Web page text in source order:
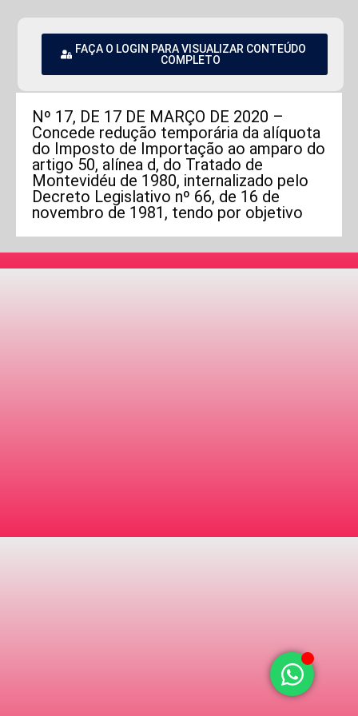
FAÇA O LOGIN PARA VISUALIZAR CONTEÚDO
COMPLETO
Nº 17, DE 17 DE MARÇO DE 2020 –
Concede redução temporária da alíquota
do Imposto de Importação ao amparo do
artigo 50, alínea d, do Tratado de
Montevidéu de 1980, internalizado pelo
Decreto Legislativo nº 66, de 16 de
novembro de 1981, tendo por objetivo